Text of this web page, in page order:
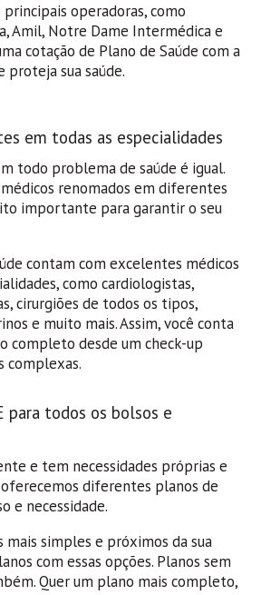
operadoras, como
Amil, Notre Dame Intermédica e
cotação de Plano de Saúde com a
proteja sua saúde.
em todas as especialidades
todo problema de saúde é igual.
renomados em diferentes
importante para garantir o seu
contam com excelentes médicos
como cardiologistas,
cirurgiões de todos os tipos,
e muito mais. Assim, você conta
completo desde um check-up
complexas.
para todos os bolsos e
e tem necessidades próprias e
oferecemos diferentes planos de
e necessidade.
mais simples e próximos da sua
com essas opções. Planos sem
Quer um plano mais completo,